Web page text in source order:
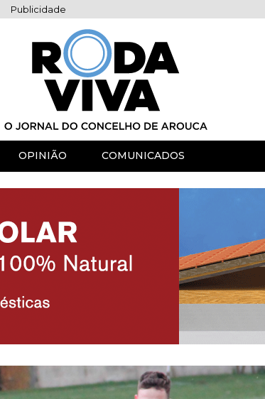
Publicidade
OPINIÃO COMUNICADOS